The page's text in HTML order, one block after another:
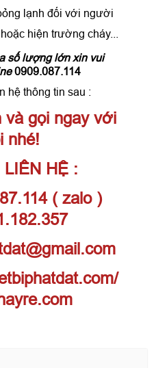
lạnh đối với người
hiện trường cháy...
số lượng lớn xin vui
0909.087.114
hệ thông tin sau :
và gọi ngay với
nhé!
HỆ :
( zalo )